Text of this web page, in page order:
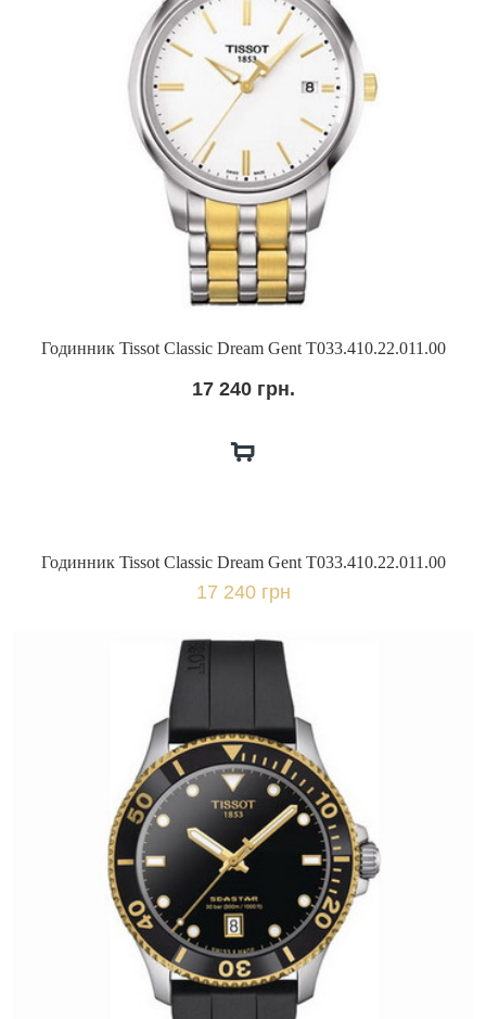
Годинник Tissot Classic Dream Gent T033.410.22.011.00
17 240 грн.
Годинник Tissot Classic Dream Gent T033.410.22.011.00
17 240 грн